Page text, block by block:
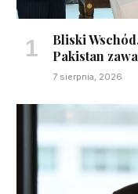
Bliski
Pakistan
7 sierpnia, 2026